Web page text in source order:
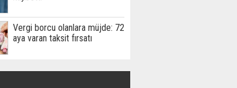
Vergi borcu olanlara müjde: 72
aya varan taksit fırsatı